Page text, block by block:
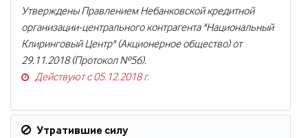
Утверждены Правлением Небанковской кредитной
организации-центрального контрагента "Национальный
Клиринговый Центр" (Акционерное общество) от
29.11.2018 (Протокол №56).
Действуют с 05.12.2018 г.
Утратившие силу